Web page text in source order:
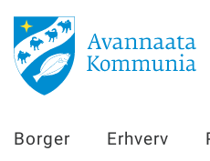
Borger
Erhverv
Borger Erhverv